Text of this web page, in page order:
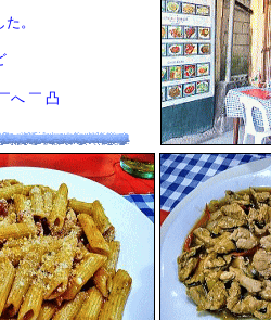
。
へ ￣ 凸